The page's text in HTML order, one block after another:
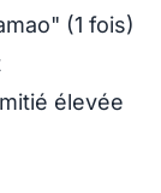
(1 fois)
élevée